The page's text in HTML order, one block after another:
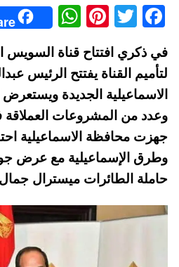
Fa
ce
bo
ok
T
wi
tte
r
Pi
er
es
t
W
ha
ts
A
pp
لتأميم القناة يفتتح الرئيس
الاسماعيلية الجديدة
وعدد من المشروعات
جهزت محافظة الاسماعيلية
وطرق الإسماعيلية مع عرض
حاملة الطائرات ميسترال